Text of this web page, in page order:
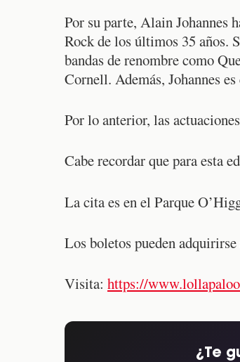
Por su parte, Alain Johannes
Rock de los últimos 35 años.
bandas de renombre como
Cornell. Además, Johannes
Por lo anterior, las
Cabe recordar que para esta
La cita es en el Parque
Los boletos pueden
Visita: https://
¿Te